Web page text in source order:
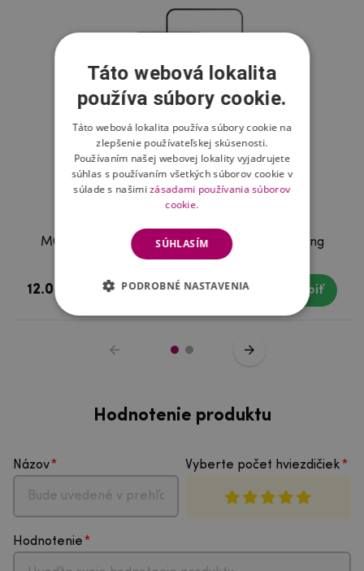
MCL celoplošné tvrdené sklo na mobil Samsung
Galaxy M31s
12.08 € Skladom Kúpiť
Hodnotenie produktu
Názov Vyberte počet hviezdičiek
Hodnotenie
Táto webová lokalita
používa súbory cookie.
Táto webová lokalita používa súbory cookie na
zlepšenie používateľskej skúsenosti.
Používaním našej webovej lokality vyjadrujete
súhlas s používaním všetkých súborov cookie v
súlade s našimizásadami používania súborov
cookie.
SÚHLASÍM
PODROBNÉ NASTAVENIA